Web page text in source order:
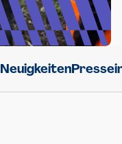
Neuigkeiten